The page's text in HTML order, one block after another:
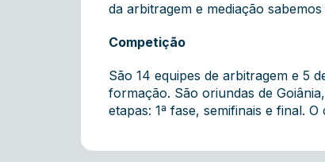
da arbitragem e mediação
Competição
São 14 equipes de arbitragem e 5
formação. São oriundas de
etapas: 1ª fase, semifinais e final.